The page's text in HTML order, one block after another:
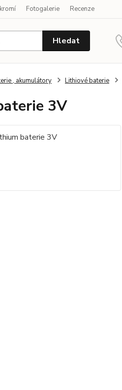
Fotogalerie Recenze
Hledat
, akumulátory Lithiové baterie
3V